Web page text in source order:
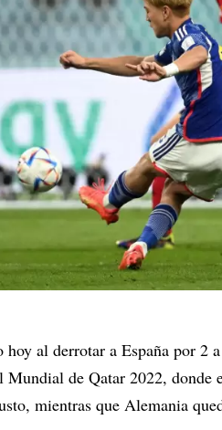
al derrotar a España por 2
de Qatar 2022, donde
mientras que Alemania